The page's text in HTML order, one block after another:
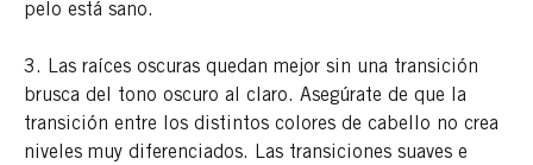
pelo está sano.
3. Las raíces oscuras quedan mejor sin una transición
brusca del tono oscuro al claro. Asegúrate de que la
transición entre los distintos colores de cabello no crea
niveles muy diferenciados. Las transiciones suaves e